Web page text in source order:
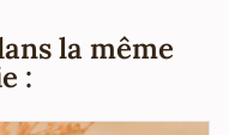
les gouttes et billes de
et le multi. BietJou
professionnels de la
la même
: